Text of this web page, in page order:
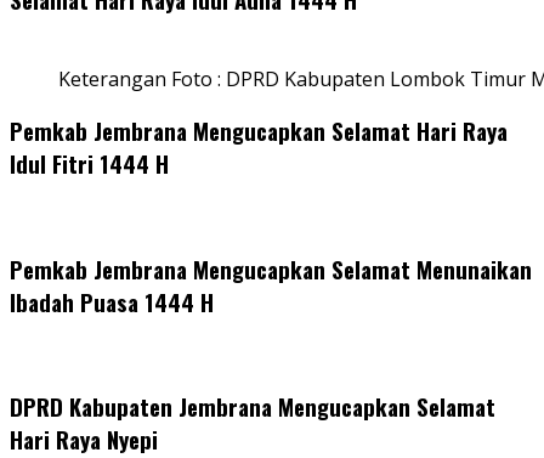
Keterangan Foto : DPRD Kabupaten Lombok Timur
Pemkab Jembrana Mengucapkan Selamat Hari Raya
Idul Fitri 1444 H
Pemkab Jembrana Mengucapkan Selamat Menunaikan
Ibadah Puasa 1444 H
DPRD Kabupaten Jembrana Mengucapkan Selamat
Hari Raya Nyepi